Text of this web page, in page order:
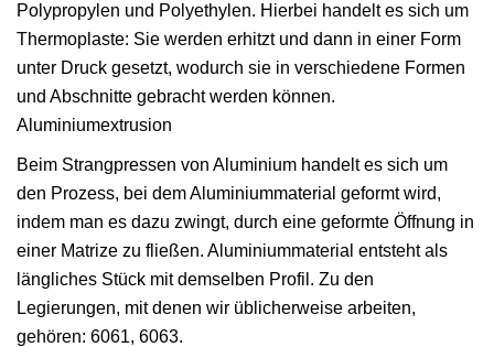
Polypropylen und Polyethylen. Hierbei handelt es sich um
Thermoplaste: Sie werden erhitzt und dann in einer Form
unter Druck gesetzt, wodurch sie in verschiedene Formen
und Abschnitte gebracht werden können.
Aluminiumextrusion
Beim Strangpressen von Aluminium handelt es sich um
den Prozess, bei dem Aluminiummaterial geformt wird,
indem man es dazu zwingt, durch eine geformte Öffnung in
einer Matrize zu fließen. Aluminiummaterial entsteht als
längliches Stück mit demselben Profil. Zu den
Legierungen, mit denen wir üblicherweise arbeiten,
gehören: 6061, 6063.